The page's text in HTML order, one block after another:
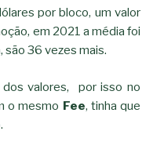
por bloco, um valor
em 2021 a média foi
36 vezes mais.
valores, por isso no
o mesmo Fee, tinha que